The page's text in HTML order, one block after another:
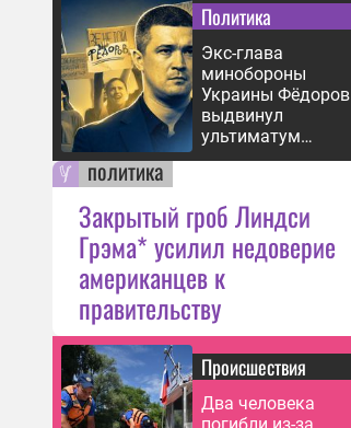
Политика
Экс-глава
минобороны
Украины Фёдоров
выдвинул
ультиматум
Зеленскому
политика
Закрытый гроб Линдси
Грэма* усилил недоверие
американцев к
правительству
Происшествия
Два человека